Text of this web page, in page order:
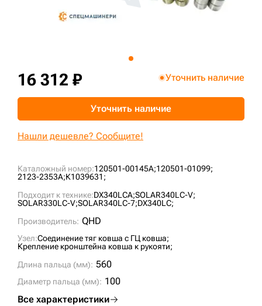
Каталожный номер:120501-00145A;120501-01099;
2123-2353A;К1039631;
Подходит к технике:DX340LCA;SOLAR340LC-V;
SOLAR330LC-V;SOLAR340LC-7;DX340LC;
Производитель: QHD
Узел:Соединение тяг ковша с ГЦ ковша;
Крепление кронштейна ковша к рукояти;
Длина пальца (мм): 560
Диаметр пальца (мм): 100
Все характеристики
16 312 ₽ Уточнить наличие
Уточнить наличие
Нашли дешевле? Сообщите!
sksale@skdst.ru